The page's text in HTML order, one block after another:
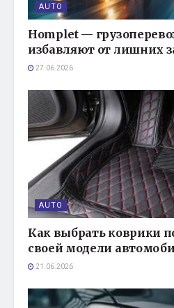
AUTO
Homplet —
избавляют от лишних
27.06.2026
AUTO
Как выбрать коврики
своей модели
21.06.2026